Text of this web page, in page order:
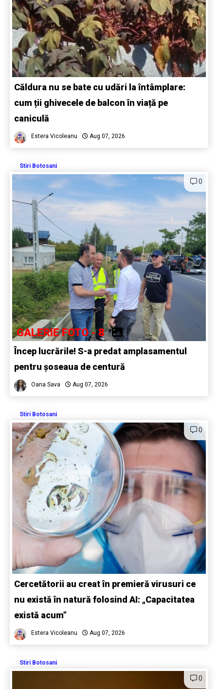
Căldura nu se bate cu udări la întâmplare:
cum ții ghivecele de balcon în viață pe
caniculă
Estera Vicoleanu Aug 07, 2026
Stiri Botosani
0
GALERIE FOTO - 8
Încep lucrările! S-a predat amplasamentul
pentru șoseaua de centură
Oana Sava Aug 07, 2026
Stiri Botosani
0
Cercetătorii au creat în premieră virusuri ce
nu există în natură folosind AI: „Capacitatea
există acum”
Estera Vicoleanu Aug 07, 2026
Stiri Botosani
0